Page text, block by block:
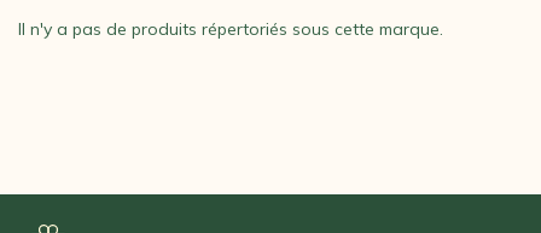
Il n'y a pas de produits répertoriés sous cette marque.